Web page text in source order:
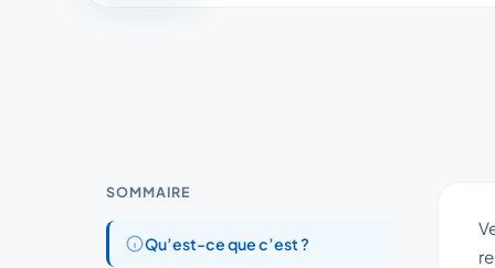
SOMMAIRE
Qu’est-ce que c’est ?